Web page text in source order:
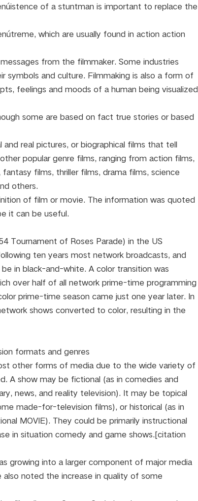
of a stuntman is important to replace the
which are usually found in action action
from the filmmaker. Some industries
symbols and culture. Filmmaking is also a form of
feelings and moods of a human being visualized
some are based on fact true stories or based
real pictures, or biographical films that tell
popular genre films, ranging from action films,
films, thriller films, drama films, science
others.
of film or movie. The information was quoted
it can be useful.
Tournament of Roses Parade) in the US
ten years most network broadcasts, and
in black-and-white. A color transition was
over half of all network prime-time programming
prime-time season came just one year later. In
shows converted to color, resulting in the
formats and genres
other forms of media due to the wide variety of
A show may be fictional (as in comedies and
news, and reality television). It may be topical
made-for-television films), or historical (as in
MOVIE). They could be primarily instructional
in situation comedy and game shows.[citation
growing into a larger component of major media
noted the increase in quality of some